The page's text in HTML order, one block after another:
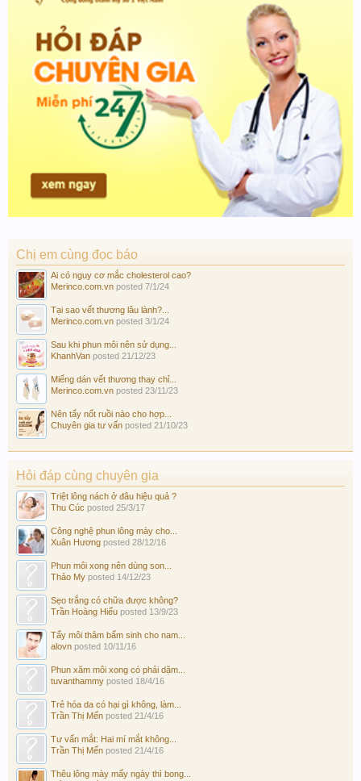
Chị em cùng đọc báo
Ai có nguy cơ mắc cholesterol cao?
Merinco.com.vn posted 7/1/24
Tại sao vết thương lâu lành?...
Merinco.com.vn posted 3/1/24
Sau khi phun môi nên sử dụng...
KhanhVan posted 21/12/23
Miếng dán vết thương thay chỉ...
Merinco.com.vn posted 23/11/23
Nên tẩy nốt ruồi nào cho hợp...
Chuyên gia tư vấn posted 21/10/23
Hỏi đáp cùng chuyên gia
Triệt lông nách ở đâu hiệu quả ?
Thu Cúc posted 25/3/17
Công nghệ phun lông mày cho...
Xuân Hương posted 28/12/16
Phun môi xong nên dùng son...
Thảo My posted 14/12/23
Sẹo trắng có chữa được không?
Trần Hoàng Hiếu posted 13/9/23
Tẩy môi thâm bẩm sinh cho nam...
alovn posted 10/11/16
Phun xăm môi xong có phải dặm...
tuvanthammy posted 18/4/16
Trẻ hóa da có hại gì không, làm...
Trần Thị Mến posted 21/4/16
Tư vấn mắt: Hai mí mắt không...
Trần Thị Mến posted 21/4/16
Thêu lông mày mấy ngày thì bong...